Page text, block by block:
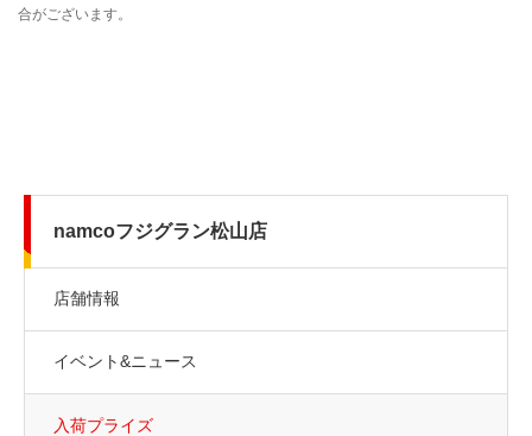
namcoフジグラン松山店
店舗情報
イベント&ニュース
入荷プライズ